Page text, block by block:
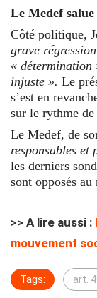
Le Medef
Côté politique,
grave
« détermination
injuste ». Le
s’est en
sur le rythme
Le Medef, de
responsables et
les derniers
sont opposés
>> A lire aussi :
mouvement
Tags: art.